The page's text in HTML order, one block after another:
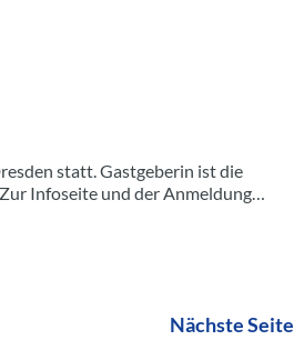
statt. Gastgeberin ist die
Infoseite und der Anmeldung…
Nächste Seite